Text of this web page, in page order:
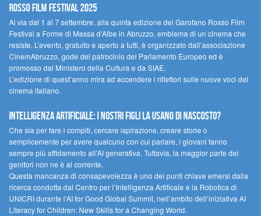
Rosso Film Festival 2025
Al via dal 1 al 7 settembre, alla quinta edizione del Garofano Rosso Film
Festival a Forme di Massa d’Albe in Abruzzo, emblema di un cinema che
resiste. L’evento, gratuito e aperto a tutti, è organizzato dall’associazione
CinemAbruzzo, gode del patrocinio del Parlamento Europeo ed è
promosso dal Ministero della Cultura e da SIAE.
L’edizione di quest’anno mira ad accendere i riflettori sulle nuove voci del
cinema italiano.
Intelligenza artificiale: i nostri figli la usano di nascosto?
Che sia per fare i compiti, cercare ispirazione, creare storie o
semplicemente per avere qualcuno con cui parlare, i giovani fanno
sempre più affidamento all’AI generativa. Tuttavia, la maggior parte dei
genitori non ne è al corrente.
Questa mancanza di consapevolezza è uno dei punti chiave emersi dalla
ricerca condotta dal Centro per l’Intelligenza Artificale e la Robotica di
UNICRI durante l’AI for Good Global Summit, nell’ambito dell’iniziativa AI
Literacy for Children: New Skills for a Changing World.